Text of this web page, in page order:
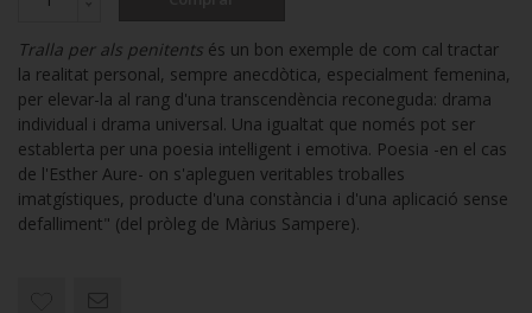
Tralla per als penitents és un bon exemple de com cal tractar
la realitat personal, sempre anecdòtica, especialment femenina,
per elevar-la al rang d'una transcendència reconeguda: drama
individual i drama universal. Una igualtat que només pot ser
establerta per una poesia intel·ligent i emotiva. Poesia -en el cas
de l'Esther Aure- on s'apleguen veritables troballes
imatgístiques, producte d'una constància i d'una aplicació sense
defalliment" (del pròleg de Màrius Sampere).